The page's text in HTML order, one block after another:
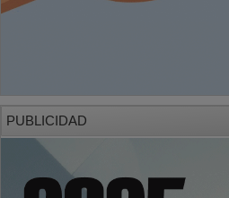
PUBLICIDAD